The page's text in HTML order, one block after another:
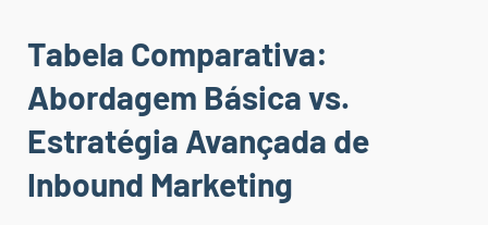
Tabela Comparativa:
Abordagem Básica vs.
Estratégia Avançada de
Inbound Marketing